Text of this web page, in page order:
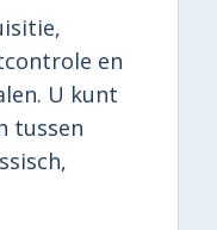
en
U kunt
tussen